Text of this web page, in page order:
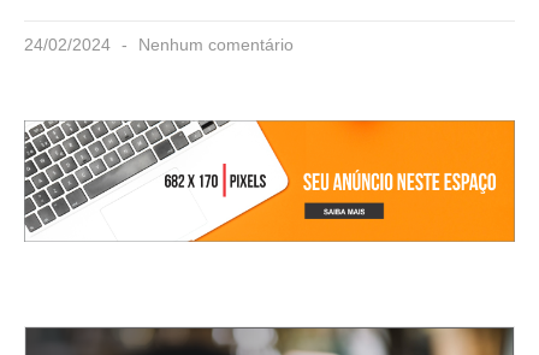
24/02/2024 Nenhum comentário